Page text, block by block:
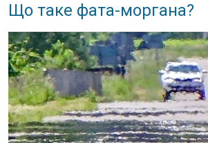
Що таке фата-моргана?